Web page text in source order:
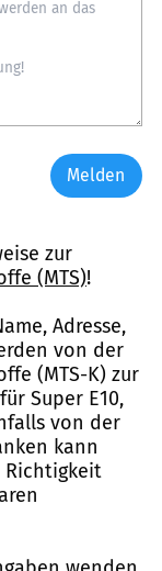
Melden
zur
(MTS)!
Adresse,
von der
(MTS-K) zur
Super E10,
von der
kann
Richtigkeit